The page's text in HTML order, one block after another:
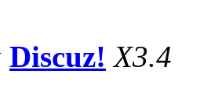
Discuz! X3.4